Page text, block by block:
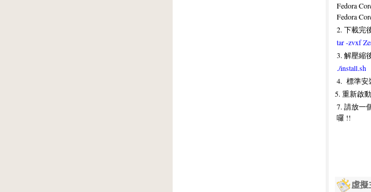
Fedora
Fedora
2. 下載完
tar -zvxf
3. 解壓縮
./install.sh
4. 標準安
5. 重新啟
7. 請放一
囉 !!
虛擬